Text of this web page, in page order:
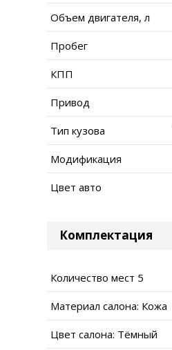
Объем двигателя, л
Пробег
КПП
Привод
Тип кузова
Модификация
Цвет авто
Комплектация
Количество мест 5
Материал салона: Кожа
Цвет салона: Тёмный